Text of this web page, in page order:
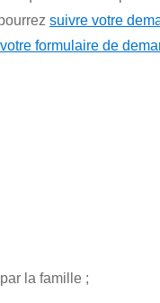
suivre votre
votre formulaire de
la famille ;